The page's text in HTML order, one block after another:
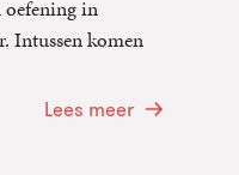
oefening in
Intussen komen
Lees meer